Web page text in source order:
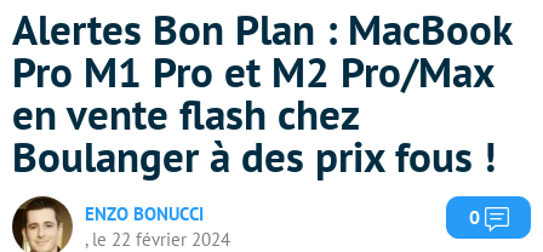
Alertes Bon Plan : MacBook
Pro M1 Pro et M2 Pro/Max
en vente flash chez
Boulanger à des prix fous !
ENZO BONUCCI
, le 22 février 2024
0